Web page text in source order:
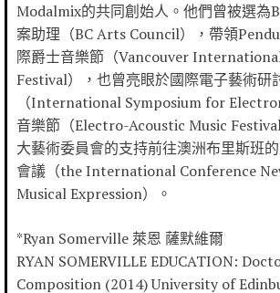
Modalmix的共同創始人。他們曾被選為
案助理（BC Arts Council），帶領
際爵士音樂節（Vancouver
Festival），也曾亮眼於國際電子藝術研
（International Symposium for
音樂節（Electro-Acoustic Music
大藝術委員會的支持前往澳洲布里斯班
會議（the International Conference
Musical Expression）。
*Ryan Somerville 萊恩 薩默維爾
RYAN SOMERVILLE EDUCATION:
Composition (2014) University of